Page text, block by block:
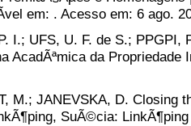
em: . Acesso em: 6 ago.
I.; UFS, U. F. de S.; PPGPI,
AcadÃªmica da
M.; JANEVSKA, D. Closing
SuÃ©cia: